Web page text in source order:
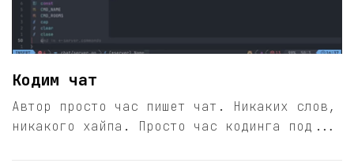
Кодим чат
Автор просто час пишет чат. Никаких слов,
никакого хайпа. Просто час кодинга под...